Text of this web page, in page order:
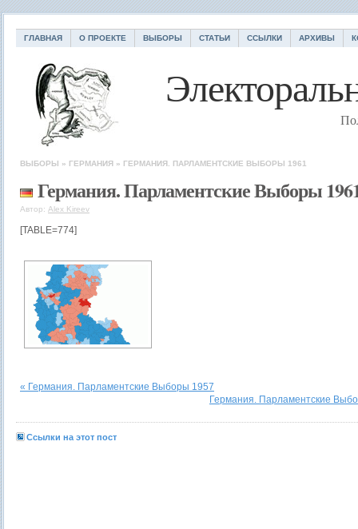
ГЛАВНАЯ О ПРОЕКТЕ ВЫБОРЫ СТАТЬИ ССЫЛКИ АРХИВЫ
ВЫБОРЫ » ГЕРМАНИЯ » ГЕРМАНИЯ. ПАРЛАМЕНТСКИЕ ВЫБОРЫ 1961
Германия. Парламентские Выборы
Автор: Alex Kireev
[TABLE=774]
« Германия. Парламентские Выборы 1957
Германия. Парламентские
Ссылки на этот пост